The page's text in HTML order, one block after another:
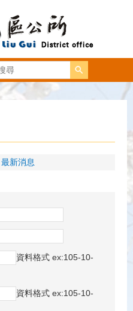
搜尋
最新消息
資料格式 ex:105-10-
資料格式 ex:105-10-